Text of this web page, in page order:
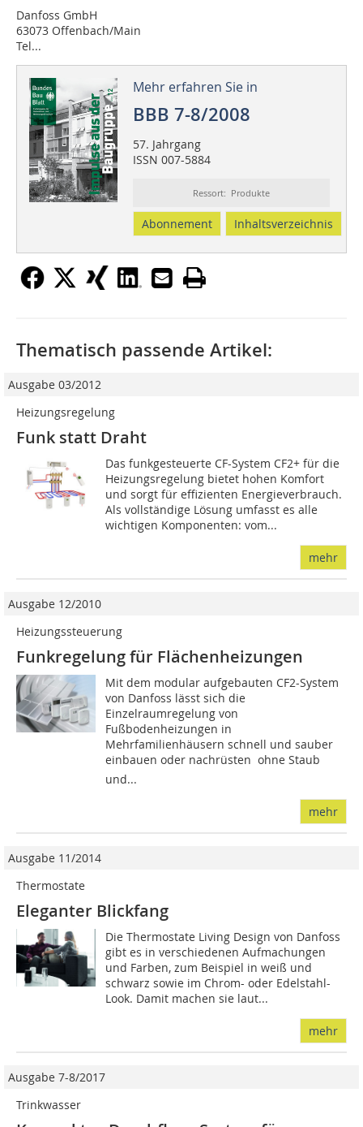
Danfoss GmbH
63073 Offenbach/Main
Tel...
Mehr erfahren Sie in
BBB 7-8/2008
57. Jahrgang
ISSN 007-5884
Ressort: Produkte
Abonnement Inhaltsverzeichnis
Thematisch passende Artikel:
Ausgabe 03/2012
Heizungsregelung
Funk statt Draht
Das funkgesteuerte CF-System CF2+ für die
Heizungsregelung bietet hohen Komfort
und sorgt für effizienten Energieverbrauch.
Als vollständige Lösung umfasst es alle
wichtigen Komponenten: vom...
mehr
Ausgabe 12/2010
Heizungssteuerung
Funkregelung für Flächenheizungen
Mit dem modular aufgebauten CF2-Sys­tem
von Danfoss lässt sich die
Einzelraumregelung von
Fußbodenheizungen in
Mehrfamilienhäusern schnell und sauber
einbauen oder nachrüsten  ohne Staub
und...
mehr
Ausgabe 11/2014
Thermostate
Eleganter Blickfang
Die Thermostate Living Design von Danfoss
gibt es in verschiedenen Aufmachungen
und Farben, zum Beispiel in weiß und
schwarz sowie im Chrom- oder Edelstahl-
Look. Damit machen sie laut...
mehr
Ausgabe 7-8/2017
Trinkwasser